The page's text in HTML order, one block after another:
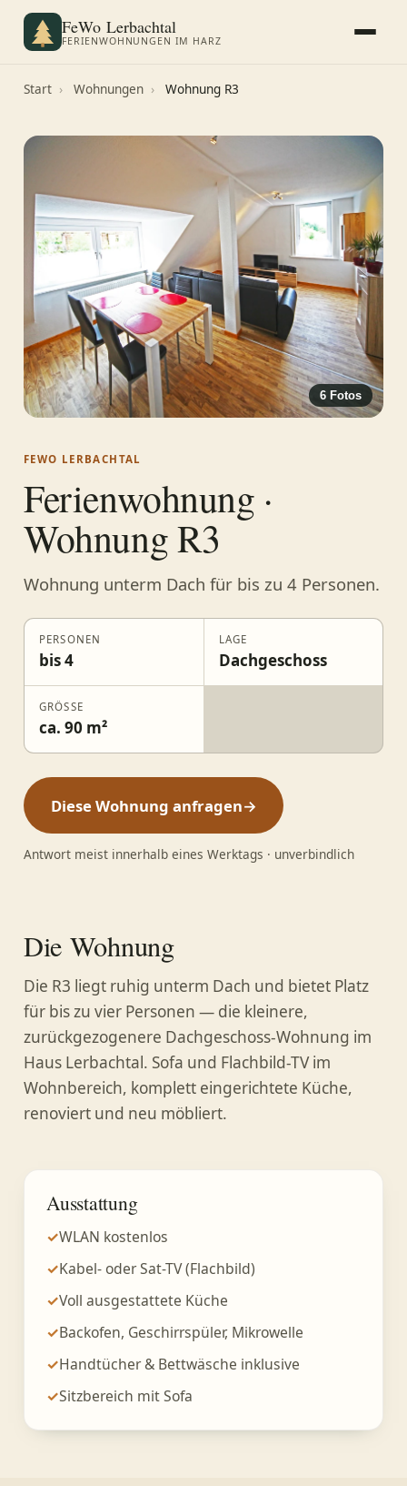
FeWo Lerbachtal
FERIENWOHNUNGEN IM HARZ
Start › Wohnungen › Wohnung R3
6 Fotos
FEWO LERBACHTAL
Ferienwohnung ·
Wohnung R3
Wohnung unterm Dach für bis zu 4 Personen.
PERSONEN
bis 4
LAGE
Dachgeschoss
GRÖSSE
ca. 90 m²
Diese Wohnung anfragen→
Antwort meist innerhalb eines Werktags · unverbindlich
Die Wohnung
Die R3 liegt ruhig unterm Dach und bietet Platz
für bis zu vier Personen — die kleinere,
zurückgezogenere Dachgeschoss-Wohnung im
Haus Lerbachtal. Sofa und Flachbild-TV im
Wohnbereich, komplett eingerichtete Küche,
renoviert und neu möbliert.
Ausstattung
✓WLAN kostenlos
✓Kabel- oder Sat-TV (Flachbild)
✓Voll ausgestattete Küche
✓Backofen, Geschirrspüler, Mikrowelle
✓Handtücher & Bettwäsche inklusive
✓Sitzbereich mit Sofa